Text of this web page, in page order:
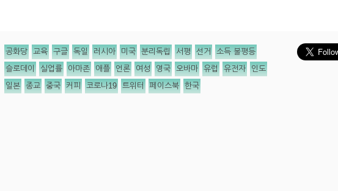
공화당 교육 구글 독일 러시아 미국 분리독립 서평 선거 소득 불평등
슬로데이 실업률 아마존 애플 언론 여성 영국 오바마 유럽 유전자 인도
일본 종교 중국 커피 코로나19 트위터 페이스북 한국